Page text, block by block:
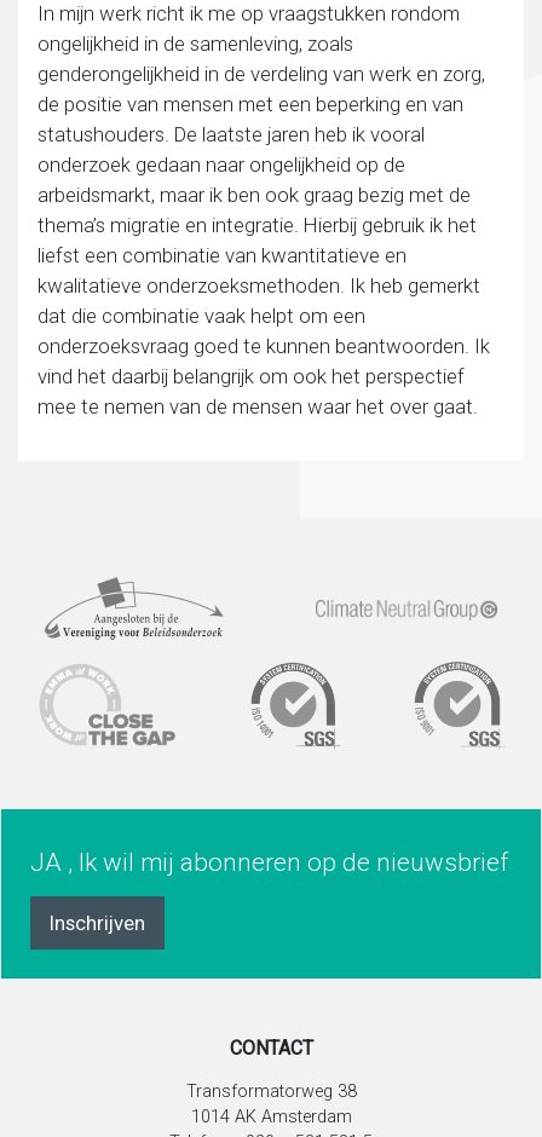
In mijn werk richt ik me op vraagstukken rondom
ongelijkheid in de samenleving, zoals
genderongelijkheid in de verdeling van werk en zorg,
de positie van mensen met een beperking en van
statushouders. De laatste jaren heb ik vooral
onderzoek gedaan naar ongelijkheid op de
arbeidsmarkt, maar ik ben ook graag bezig met de
thema’s migratie en integratie. Hierbij gebruik ik het
liefst een combinatie van kwantitatieve en
kwalitatieve onderzoeksmethoden. Ik heb gemerkt
dat die combinatie vaak helpt om een
onderzoeksvraag goed te kunnen beantwoorden. Ik
vind het daarbij belangrijk om ook het perspectief
mee te nemen van de mensen waar het over gaat.
JA , Ik wil mij abonneren op de nieuwsbrief
Inschrijven
CONTACT
Transformatorweg 38
1014 AK Amsterdam